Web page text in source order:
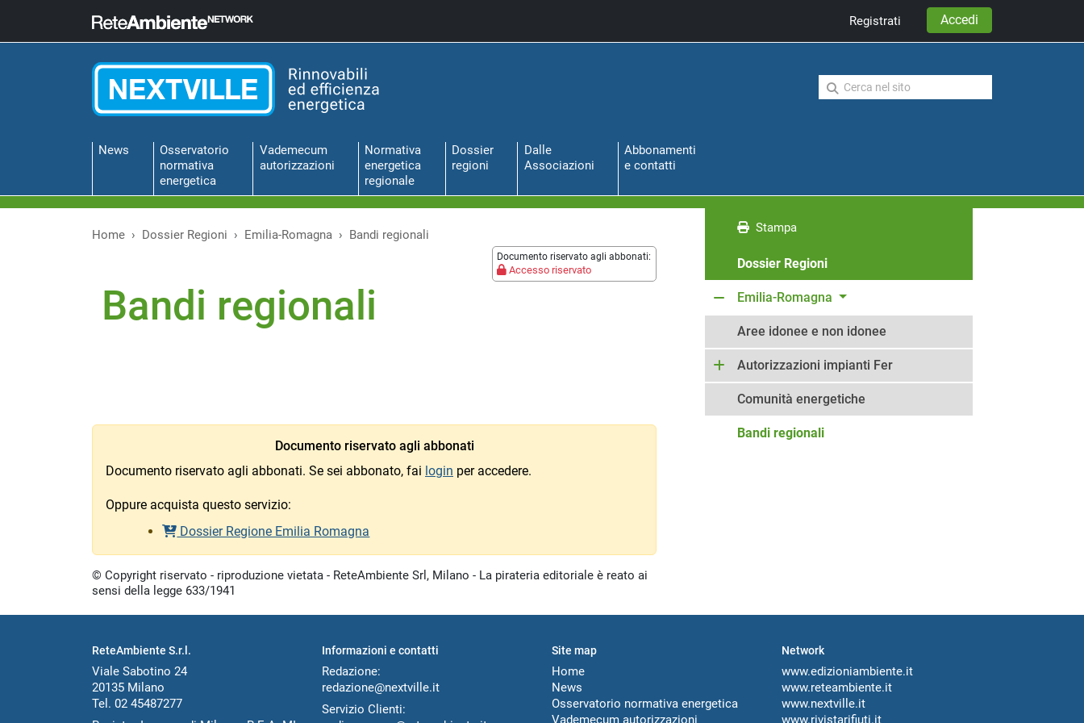
Registrati Accedi
News
Osservatorio
normativa
energetica
Vademecum
autorizzazioni
Normativa
energetica
regionale
Dossier
regioni
Dalle
Associazioni
Abbonamenti
e contatti
Home Dossier Regioni Emilia-Romagna Bandi regionali
Documento riservato agli abbonati:
Accesso riservato
Bandi regionali
Documento riservato agli abbonati
Documento riservato agli abbonati. Se sei abbonato, fai login per accedere.
Oppure acquista questo servizio:
Dossier Regione Emilia Romagna
© Copyright riservato - riproduzione vietata - ReteAmbiente Srl, Milano - La pirateria editoriale è reato ai
sensi della legge 633/1941
Stampa
Dossier Regioni
Emilia-Romagna
Aree idonee e non idonee
Autorizzazioni impianti Fer
Comunità energetiche
Bandi regionali
ReteAmbiente S.r.l.
Viale Sabotino 24
20135 Milano
Tel. 02 45487277
Informazioni e contatti
Redazione:
redazione@nextville.it
Servizio Clienti:
Site map
Home
News
Osservatorio normativa energetica
Vademecum autorizzazioni
Network
www.edizioniambiente.it
www.reteambiente.it
www.nextville.it
www.rivistarifiuti.it